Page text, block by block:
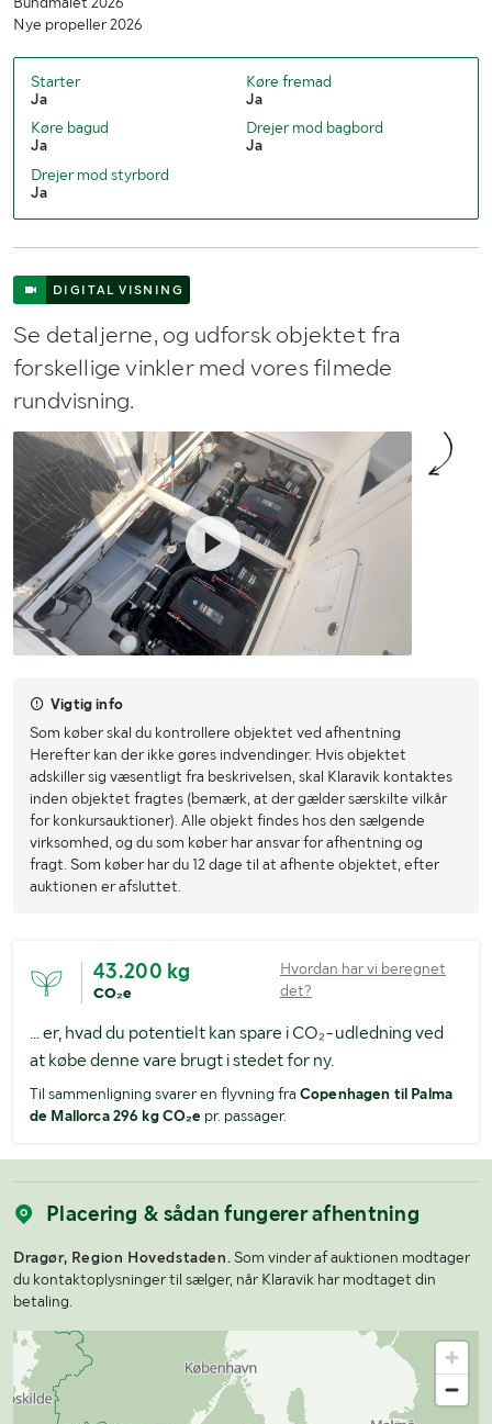
Nye propeller 2026
Starter
Ja
Køre fremad
Ja
Køre bagud
Ja
Drejer mod bagbord
Ja
Drejer mod styrbord
Ja
DIGITAL VISNING
Se detaljerne, og udforsk objektet fra
forskellige vinkler med vores filmede
rundvisning.
Vigtig info
Som køber skal du kontrollere objektet ved afhentning
Herefter kan der ikke gøres indvendinger. Hvis objektet
adskiller sig væsentligt fra beskrivelsen, skal Klaravik kontaktes
inden objektet fragtes (bemærk, at der gælder særskilte vilkår
for konkursauktioner). Alle objekt findes hos den sælgende
virksomhed, og du som køber har ansvar for afhentning og
fragt. Som køber har du 12 dage til at afhente objektet, efter
auktionen er afsluttet.
43.200 kg
CO₂e
Hvordan har vi beregnet
det?
... er, hvad du potentielt kan spare i CO₂-udledning ved
at købe denne vare brugt i stedet for ny.
Til sammenligning svarer en flyvning fra Copenhagen til Palma
de Mallorca 296 kg CO₂e pr. passager.
Placering & sådan fungerer afhentning
Dragør, Region Hovedstaden. Som vinder af auktionen modtager
du kontaktoplysninger til sælger, når Klaravik har modtaget din
betaling.